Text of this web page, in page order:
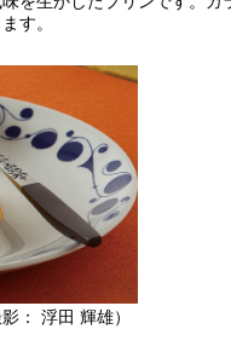
す。
影： 浮田 輝雄）